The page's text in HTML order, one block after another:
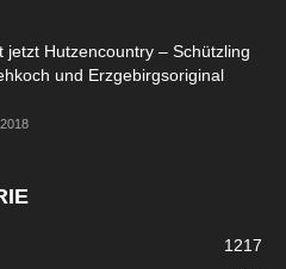
jetzt Hutzencountry – Schützling
und Erzgebirgsoriginal
1217